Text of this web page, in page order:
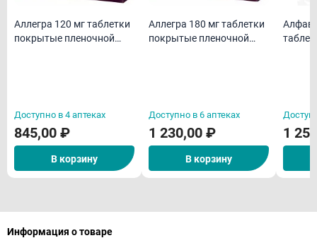
Аллегра 120 мг таблетки
покрытые пленочной
Доступно в 4 аптеках
845,00 ₽
В корзину
Аллегра 180 мг таблетки
покрытые пленочной
Доступно в 6 аптеках
1 230,00 ₽
В корзину
1
Информация о товаре